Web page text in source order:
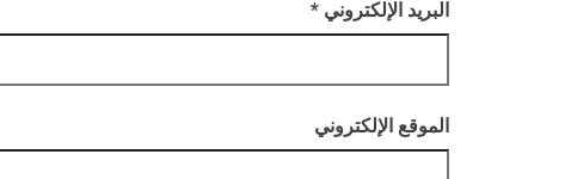
البريد الإلكتروني *
الموقع الإلكتروني